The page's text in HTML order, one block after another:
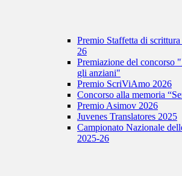
Premio Staffetta di
26
Premiazione del concorso
gli anziani"
Premio ScriViAmo 2026
Concorso alla memoria
Premio Asimov 2026
Juvenes Translatores 2025
Campionato Nazionale
2025-26